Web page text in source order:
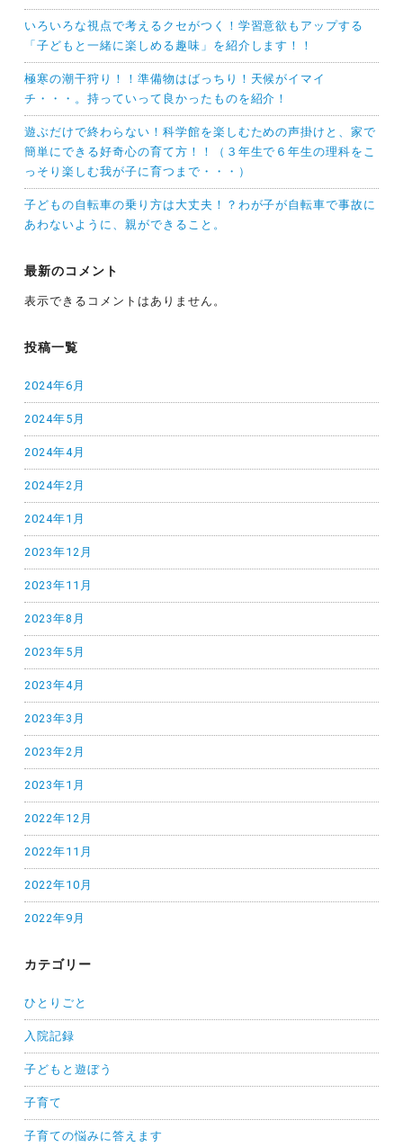
いろいろな視点で考えるクセがつく！学習意欲もアップする
「子どもと一緒に楽しめる趣味」を紹介します！！
極寒の潮干狩り！！準備物はばっちり！天候がイマイ
チ・・・。持っていって良かったものを紹介！
遊ぶだけで終わらない！科学館を楽しむための声掛けと、家で
簡単にできる好奇心の育て方！！（３年生で６年生の理科をこ
っそり楽しむ我が子に育つまで・・・）
子どもの自転車の乗り方は大丈夫！？わが子が自転車で事故に
あわないように、親ができること。
最新のコメント
表示できるコメントはありません。
投稿一覧
2024年6月
2024年5月
2024年4月
2024年2月
2024年1月
2023年12月
2023年11月
2023年8月
2023年5月
2023年4月
2023年3月
2023年2月
2023年1月
2022年12月
2022年11月
2022年10月
2022年9月
カテゴリー
ひとりごと
入院記録
子どもと遊ぼう
子育て
子育ての悩みに答えます